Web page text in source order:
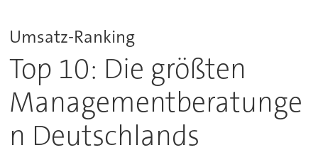
Umsatz-Ranking
Top 10: Die größten
Managementberatunge
n Deutschlands